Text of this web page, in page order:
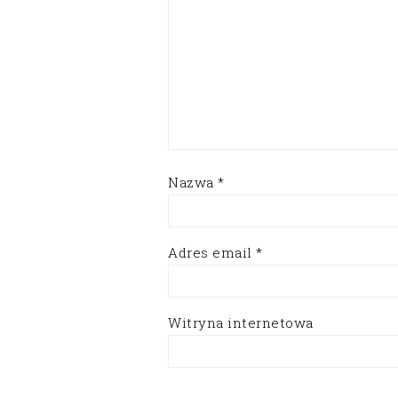
Nazwa *
Adres email *
Witryna internetowa